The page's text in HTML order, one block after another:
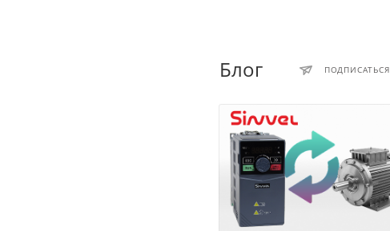
Блог ПОДПИСАТЬСЯ